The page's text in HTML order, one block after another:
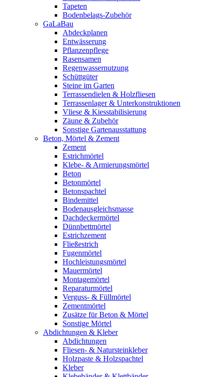
Tapeten
Bodenbelags-Zubehör
GaLaBau
Abdeckplanen
Entwässerung
Pflanzenpflege
Rasensamen
Regenwassernutzung
Schüttgüter
Steine im Garten
Terrassendielen & Holzfliesen
Terrassenlager & Unterkonstruktionen
Vliese & Kiesstabilisierung
Zäune & Zubehör
Sonstige Gartenausstattung
Beton, Mörtel & Zement
Zement
Estrichmörtel
Klebe- & Armierungsmörtel
Beton
Betonmörtel
Betonspachtel
Bindemittel
Bodenausgleichsmasse
Dachdeckermörtel
Dünnbettmörtel
Estrichzement
Fließestrich
Fugenmörtel
Hochleistungsmörtel
Mauermörtel
Montagemörtel
Reparaturmörtel
Verguss- & Füllmörtel
Zementmörtel
Zusätze für Beton & Mörtel
Sonstige Mörtel
Abdichtungen & Kleber
Abdichtungen
Fliesen- & Natursteinkleber
Holzpaste & Holzspachtel
Kleber